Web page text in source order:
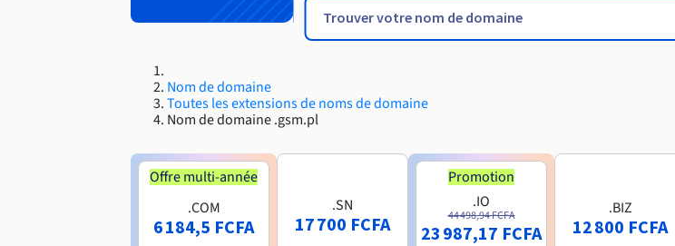
Nom de domaine
Toutes les extensions de noms de domaine
Nom de domaine .gsm.pl
Offre multi-année
.COM
6 184,5 FCFA
.SN
17 700 FCFA
Promotion
.IO
44 498,94 FCFA
23 987,17 FCFA
.BIZ
12 800 FCFA